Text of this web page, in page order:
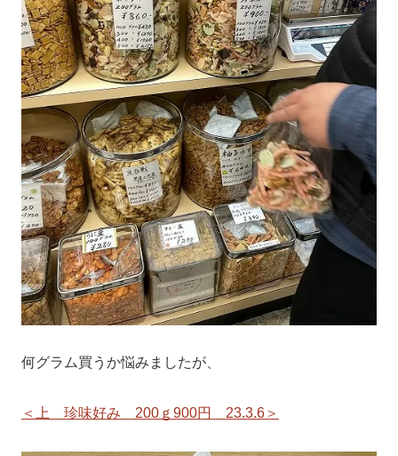
何グラム買うか悩みましたが、
＜上 珍味好み 200ｇ900円 23.3.6＞